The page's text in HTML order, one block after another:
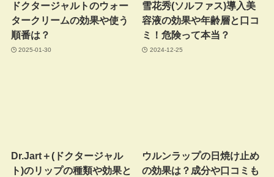
ドクタージャルトのウォー
タークリームの効果や使う
順番は？
2025-01-30
雪花秀(ソルファス)導入美
容液の効果や年齢層と口コ
ミ！危険って本当？
2024-12-25
Dr.Jart＋(ドクタージャル
ト)のリップの種類や効果と
ウルンラップの日焼け止め
の効果は？成分や口コミも